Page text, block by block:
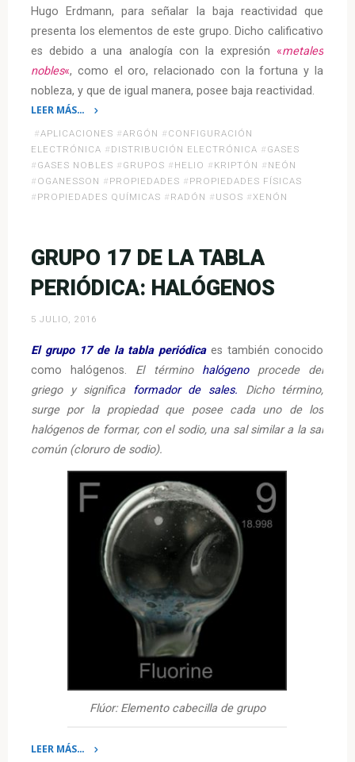
Hugo Erdmann, para señalar la baja reactividad que
presenta los elementos de este grupo. Dicho calificativo
es debido a una analogía con la expresión «metales
nobles«, como el oro, relacionado con la fortuna y la
nobleza, y que de igual manera, posee baja reactividad.
LEER MÁS…
«Grupo
18
de
la
Tabla
Nobles»
#APLICACIONES #ARGÓN # CONFIGURACIÓN
ELECTRÓNICA # DISTRIBUCIÓN ELECTRÓNICA # GASES
# GASES NOBLES # GRUPOS # HELIO # KRIPTÓN # NEÓN
# OGANESSON # PROPIEDADES # PROPIEDADES FÍSICAS
# PROPIEDADES QUÍMICAS # RADÓN # USOS #XENÓN
GRUPO 17 DE LA TABLA
PERIÓDICA: HALÓGENOS
5 JULIO, 2016
El grupo 17 de la tabla periódica es también conocido
como halógenos. El término halógenoprocede del
griego y significa formador de sales. Dicho término,
surge por la propiedad que posee cada uno de los
halógenos de formar, con el sodio, una sal similar a la sal
común (cloruro de sodio).
Flúor: Elemento cabecilla de grupo
LEER MÁS…